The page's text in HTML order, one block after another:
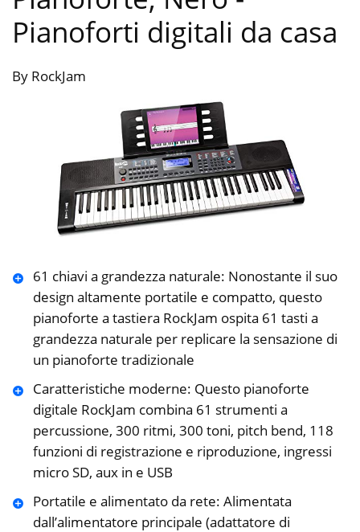
Pianoforti digitali da casa
By RockJam
61 chiavi a grandezza naturale: Nonostante il suo
design altamente portatile e compatto, questo
pianoforte a tastiera RockJam ospita 61 tasti a
grandezza naturale per replicare la sensazione di
un pianoforte tradizionale
Caratteristiche moderne: Questo pianoforte
digitale RockJam combina 61 strumenti a
percussione, 300 ritmi, 300 toni, pitch bend, 118
funzioni di registrazione e riproduzione, ingressi
micro SD, aux in e USB
Portatile e alimentato da rete: Alimentata
dall’alimentatore principale (adattatore di